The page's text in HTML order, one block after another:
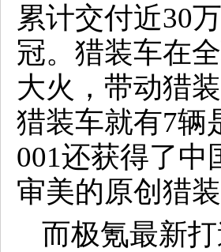
累计交付近30
冠。猎装车在
大火，带动猎
猎装车就有7辆
001还获得了
审美的原创猎装
而极氪最新